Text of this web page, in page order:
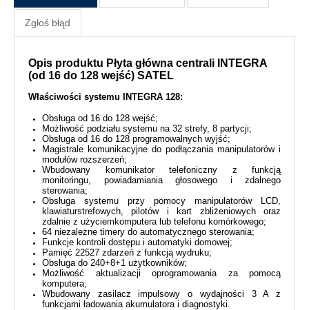
Zgłoś błąd
Opis produktu Płyta główna centrali INTEGRA
(od 16 do 128 wejść) SATEL
Właściwości systemu INTEGRA 128:
Obsługa od 16 do 128 wejść;
Możliwość podziału systemu na 32 strefy, 8 partycji;
Obsługa od 16 do 128 programowalnych wyjść;
Magistrale komunikacyjne do podłączania manipulatorów i
modułów rozszerzeń;
Wbudowany komunikator telefoniczny z funkcją
monitoringu, powiadamiania głosowego i zdalnego
sterowania;
Obsługa systemu przy pomocy manipulatorów LCD,
klawiaturstrefowych, pilotów i kart zbliżeniowych oraz
zdalnie z użyciemkomputera lub telefonu komórkowego;
64 niezależne timery do automatycznego sterowania;
Funkcje kontroli dostępu i automatyki domowej;
Pamięć 22527 zdarzeń z funkcją wydruku;
Obsługa do 240+8+1 użytkowników;
Możliwość aktualizacji oprogramowania za pomocą
komputera;
Wbudowany zasilacz impulsowy o wydajności 3 A z
funkcjami ładowania akumulatora i diagnostyki.